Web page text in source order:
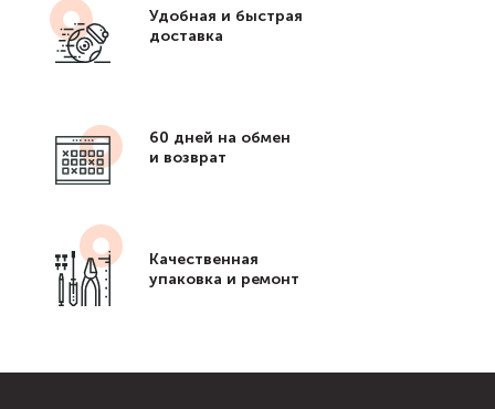
Удобная и быстрая
доставка
60 дней на обмен
и возврат
Качественная
упаковка и ремонт